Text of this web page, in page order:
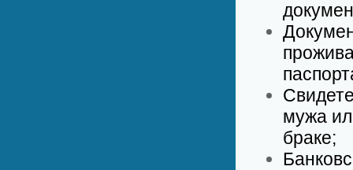
мужа
браке;